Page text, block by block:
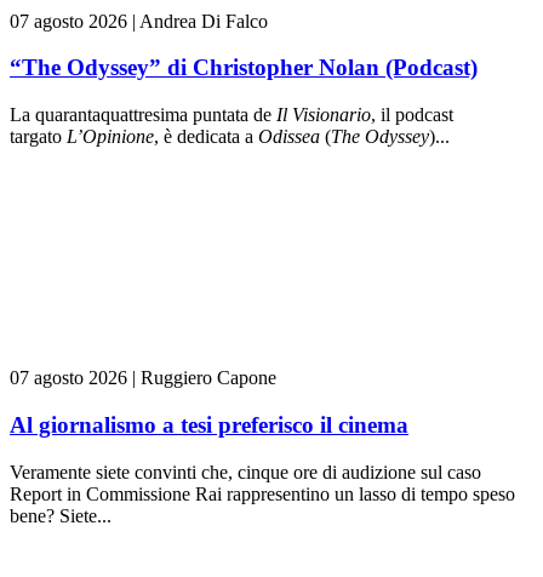
07 agosto 2026 | Andrea Di Falco
“The Odyssey” di Christopher Nolan (Podcast)
La quarantaquattresima puntata de Il Visionario, il podcast
targato L’Opinione, è dedicata a Odissea (The Odyssey)...
07 agosto 2026 | Ruggiero Capone
Al giornalismo a tesi preferisco il cinema
Veramente siete convinti che, cinque ore di audizione sul caso
Report in Commissione Rai rappresentino un lasso di tempo speso
bene? Siete...